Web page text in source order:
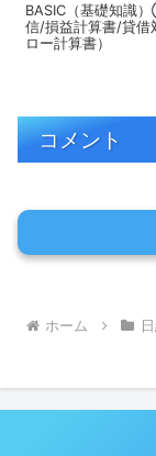
BASIC（基礎知識
信/損益計算書/貸借
ロー計算書）
コメント
ホーム